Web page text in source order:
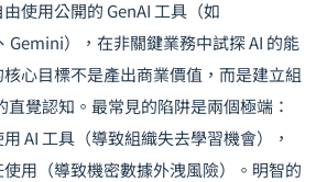
使用公開的 GenAI 工具（如
Gemini），在非關鍵業務中試探 AI 的能
心目標不是產出商業價值，而是建立組
直覺認知。最常見的陷阱是兩個極端：
AI 工具（導致組織失去學習機會），
用（導致機密數據外洩風險）。明智的